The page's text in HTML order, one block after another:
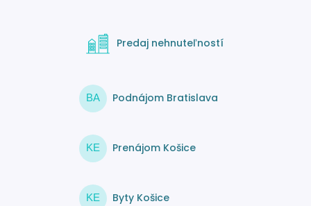
Predaj nehnuteľností
BA Podnájom Bratislava
KE Prenájom Košice
KE Byty Košice